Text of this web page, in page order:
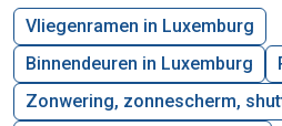
Vliegenramen in Luxemburg
Binnendeuren in Luxemburg
Zonwering, zonnescherm,